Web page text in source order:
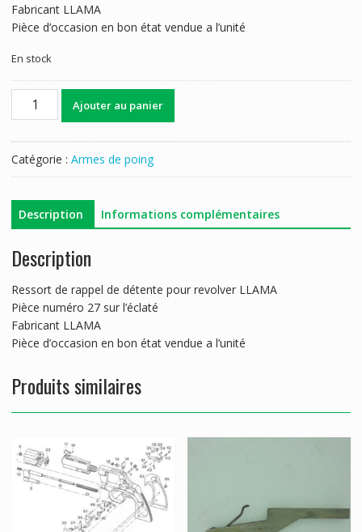
Fabricant LLAMA
Pièce d’occasion en bon état vendue a l’unité
En stock
quantité
LLAMA
Ajouter au panier
Catégorie : Armes de poing
Description Informations complémentaires
Description
Ressort de rappel de détente pour revolver LLAMA
Pièce numéro 27 sur l’éclaté
Fabricant LLAMA
Pièce d’occasion en bon état vendue a l’unité
Produits similaires